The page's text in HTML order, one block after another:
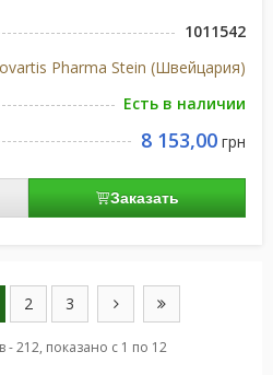
1011542
Pharma Stein (Швейцария)
Есть в наличии
8 153,00 грн
Заказать
2 3
- 212, показано с 1 по 12